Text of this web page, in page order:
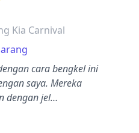
bintang lima
Kia Carnival
cara bengkel ini
saya. Mereka
dengan jel…